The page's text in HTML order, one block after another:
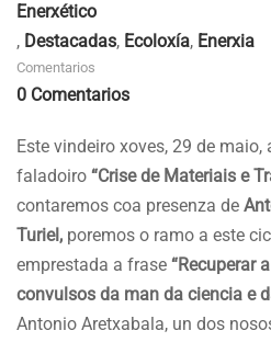
Enerxético
, Destacadas, Ecoloxía, Enerxia
Comentarios
0 Comentarios
Este vindeiro xoves, 29 de
faladoiro “Crise de Materiais e
contaremos coa presenza de
Turiel, poremos o ramo a este
emprestada a frase “Recuperar
convulsos da man da ciencia e
Antonio Aretxabala, un dos